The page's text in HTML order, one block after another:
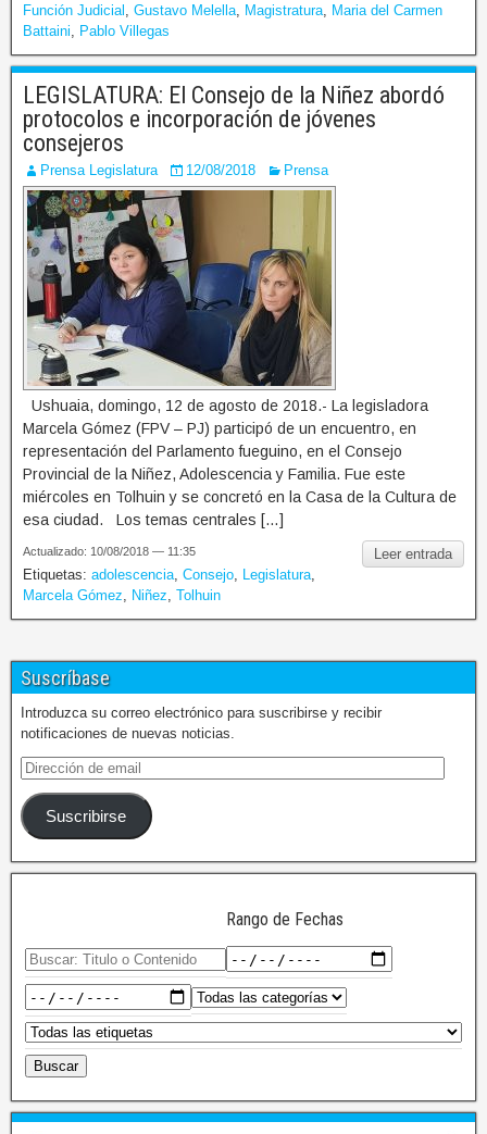
Función Judicial
Gustavo Melella Magistratura
Maria del Carmen
Battaini
Pablo Villegas
LEGISLATURA: El Consejo de la Niñez abordó
protocolos e incorporación de jóvenes
consejeros
Prensa Legislatura 12/08/2018 Prensa
Ushuaia, domingo, 12 de agosto de 2018.- La legisladora
Marcela Gómez (FPV – PJ) participó de un encuentro, en
representación del Parlamento fueguino, en el Consejo
Provincial de la Niñez, Adolescencia y Familia. Fue este
miércoles en Tolhuin y se concretó en la Casa de la Cultura de
esa ciudad. Los temas centrales […]
Leer entrada
Actualizado: 10/08/2018 — 11:35
Etiquetas: adolescencia Consejo Legislatura
Marcela Gómez
Niñez Tolhuin
Suscríbase
Introduzca su correo electrónico para suscribirse y recibir
notificaciones de nuevas noticias.
Suscribirse
Rango de Fechas